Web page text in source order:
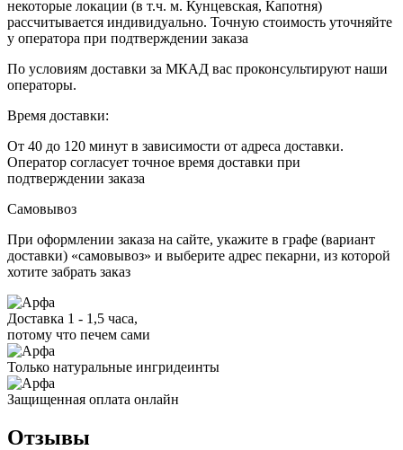
некоторые локации (в т.ч. м. Кунцевская, Капотня)
рассчитывается индивидуально. Точную стоимость уточняйте
у оператора при подтверждении заказа
По условиям доставки за МКАД вас проконсультируют наши
операторы.
Время доставки:
От 40 до 120 минут в зависимости от адреса доставки.
Оператор согласует точное время доставки при
подтверждении заказа
Самовывоз
При оформлении заказа на сайте, укажите в графе (вариант
доставки) «самовывоз» и выберите адрес пекарни, из которой
хотите забрать заказ
Доставка 1 - 1,5 часа,
потому что печем сами
Только натуральные ингридеинты
Защищенная оплата онлайн
Отзывы